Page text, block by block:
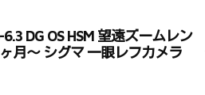
DG OS HSM 望遠ズームレン
月～ シグマ 一眼レフカメラ